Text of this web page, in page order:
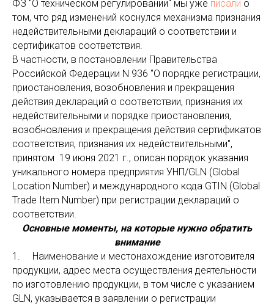
ФЗ "О техническом регулировании" мы уже писали о
том, что ряд изменений коснулся механизма признания
недействительными деклараций о соответствии и
сертификатов соответствия.
В частности, в постановлении Правительства
Российской Федерации N 936 "О порядке регистрации,
приостановления, возобновления и прекращения
действия деклараций о соответствии, признания их
недействительными и порядке приостановления,
возобновления и прекращения действия сертификатов
соответствия, признания их недействительными",
принятом 19 июня 2021 г., описан порядок указания
уникального номера предприятия УНП/GLN (Global
Location Number) и международного кода GTIN (Global
Trade Item Number) при регистрации деклараций о
соответствии.
Основные моменты, на которые нужно обратить
внимание
1. Наименование и местонахождение изготовителя
продукции, адрес места осуществления деятельности
по изготовлению продукции, в том числе с указанием
GLN, указывается в заявлении о регистрации